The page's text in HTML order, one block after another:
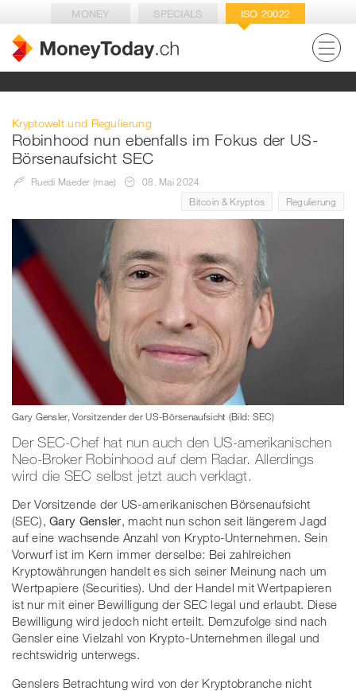
MONEY SPECIALS ISO 20022
Kryptowelt und Regulierung
Robinhood nun ebenfalls im Fokus der US-
Börsenaufsicht SEC
Ruedi Maeder (mae)
08. Mai 2024
Bitcoin & Kryptos
Regulierung
Gary Gensler, Vorsitzender der US-Börsenaufsicht (Bild: SEC)
Der SEC-Chef hat nun auch den US-amerikanischen
Neo-Broker Robinhood auf dem Radar. Allerdings
wird die SEC selbst jetzt auch verklagt.
Der Vorsitzende der US-amerikanischen Börsenaufsicht
(SEC),Gary Gensler , macht nun schon seit längerem Jagd
auf eine wachsende Anzahl von Krypto-Unternehmen. Sein
Vorwurf ist im Kern immer derselbe: Bei zahlreichen
Kryptowährungen handelt es sich seiner Meinung nach um
Wertpapiere (Securities). Und der Handel mit Wertpapieren
ist nur mit einer Bewilligung der SEC legal und erlaubt. Diese
Bewilligung wird jedoch nicht erteilt. Demzufolge sind nach
Gensler eine Vielzahl von Krypto-Unternehmen illegal und
rechtswidrig unterwegs.
Genslers Betrachtung wird von der Kryptobranche nicht